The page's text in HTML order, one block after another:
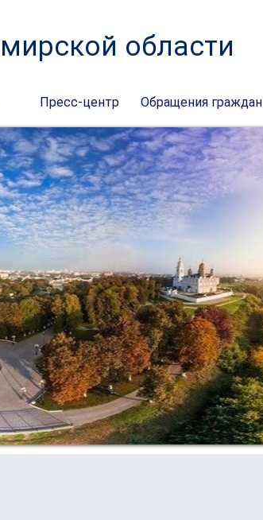
области
Пресс-центр Обращения граждан